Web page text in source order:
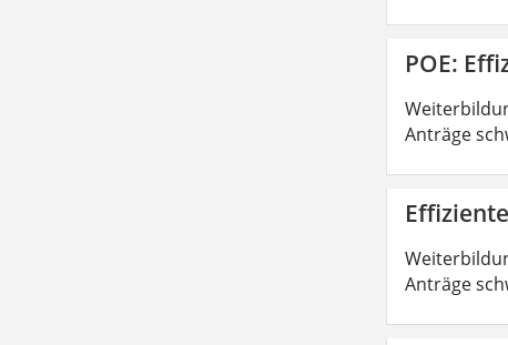
POE:
Anträge
Anträge